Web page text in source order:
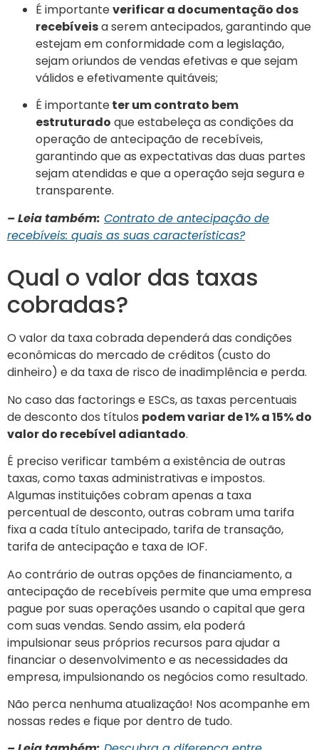
É importanteverificar a documentação dos
recebíveisa serem antecipados, garantindo que
estejam em conformidade com a legislação,
sejam oriundos de vendas efetivas e que sejam
válidos e efetivamente quitáveis;
É importanteter um contrato bem
estruturado que estabeleça as condições da
operação de antecipação de recebíveis,
garantindo que as expectativas das duas partes
sejam atendidas e que a operação seja segura e
transparente.
– Leia também: Contrato de antecipação de
recebíveis: quais as suas características?
Qual o valor das taxas
cobradas?
O valor da taxa cobrada dependerá das condições
econômicas do mercado de créditos (custo do
dinheiro) e da taxa de risco de inadimplência e perda.
No caso das factorings e ESCs, as taxas percentuais
de desconto dos títulos podem variar de 1% a 15% do
valor do recebível adiantado.
É preciso verificar também a existência de outras
taxas, como taxas administrativas e impostos.
Algumas instituições cobram apenas a taxa
percentual de desconto, outras cobram uma tarifa
fixa a cada título antecipado, tarifa de transação,
tarifa de antecipação e taxa de IOF.
Ao contrário de outras opções de financiamento, a
antecipação de recebíveis permite que uma empresa
pague por suas operações usando o capital que gera
com suas vendas. Sendo assim, ela poderá
impulsionar seus próprios recursos para ajudar a
financiar o desenvolvimento e as necessidades da
empresa, impulsionando os negócios como resultado.
Não perca nenhuma atualização! Nos acompanhe em
nossas redes e fique por dentro de tudo.